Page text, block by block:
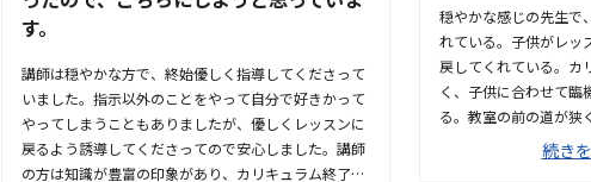
す。
講師は穏やかな方で、終始優しく指導してくださって
いました。指示以外のことをやって自分で好きかって
やってしまうこともありましたが、優しくレッスンに
戻るよう誘導してくださってので安心しました。講師
の方は知識が豊富の印象があり、カリキュラム終了後
穏やかな感じの先生で
れている。子供がレッ
戻してくれている。カ
く、子供に合わせて臨
る。教室の前の道が狭
駅から15分位かかる
車を止めることは困難
続き